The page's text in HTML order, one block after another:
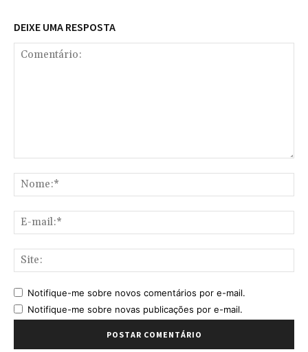
DEIXE UMA RESPOSTA
Notifique-me sobre novos comentários por e-mail.
Notifique-me sobre novas publicações por e-mail.